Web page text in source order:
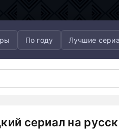
По году Лучшие
сериал на